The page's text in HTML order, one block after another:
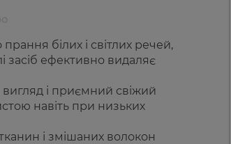
білих і світлих речей,
засіб ефективно видаляє
і приємний свіжий
навіть при низьких
і змішаних волокон